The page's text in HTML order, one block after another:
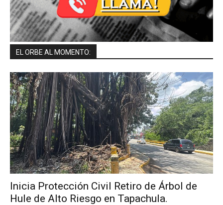
EL ORBE AL MOMENTO:
Inicia Protección Civil Retiro de Árbol de
Hule de Alto Riesgo en Tapachula.